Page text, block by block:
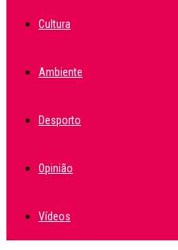
Cultura
Ambiente
Desporto
Opinião
Vídeos